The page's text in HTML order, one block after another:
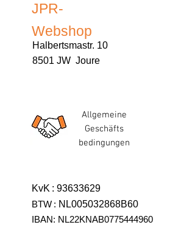
JPR-
Webshop
Halbertsmastr. 10
8501 JW Joure
Allgemeine
Geschäfts
bedingungen
KvK : 93633629
BTW : NL005032868B60
IBAN: NL22KNAB0775444960